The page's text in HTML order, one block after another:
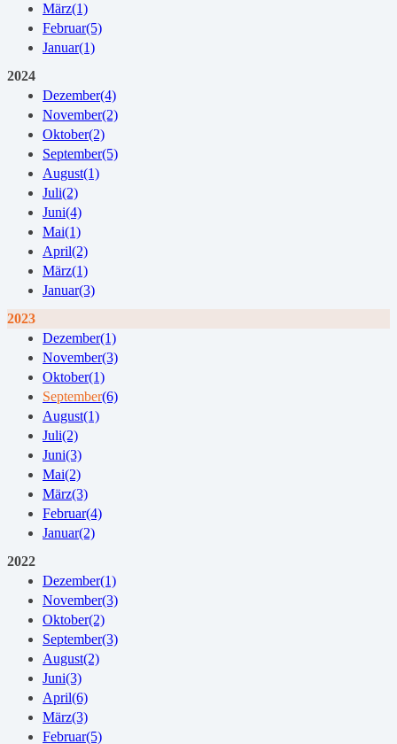
März(1)
Februar(5)
Januar(1)
2024
Dezember(4)
November(2)
Oktober(2)
September(5)
August(1)
Juli(2)
Juni(4)
Mai(1)
April(2)
März(1)
Januar(3)
2023
Dezember(1)
November(3)
Oktober(1)
September(6)
August(1)
Juli(2)
Juni(3)
Mai(2)
März(3)
Februar(4)
Januar(2)
2022
Dezember(1)
November(3)
Oktober(2)
September(3)
August(2)
Juni(3)
April(6)
März(3)
Februar(5)